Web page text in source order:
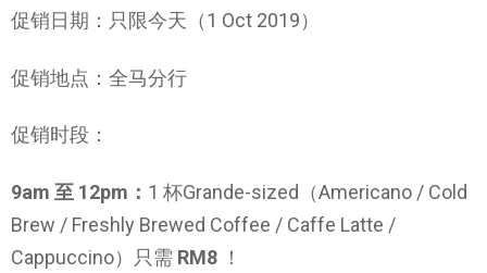
促销日期：只限今天（1 Oct 2019）
促销地点：全马分行
促销时段：
9am 至 12pm： 1 杯Grande-sized（Americano / Cold
Brew / Freshly Brewed Coffee / Caffe Latte /
Cappuccino）只需 RM8 ！